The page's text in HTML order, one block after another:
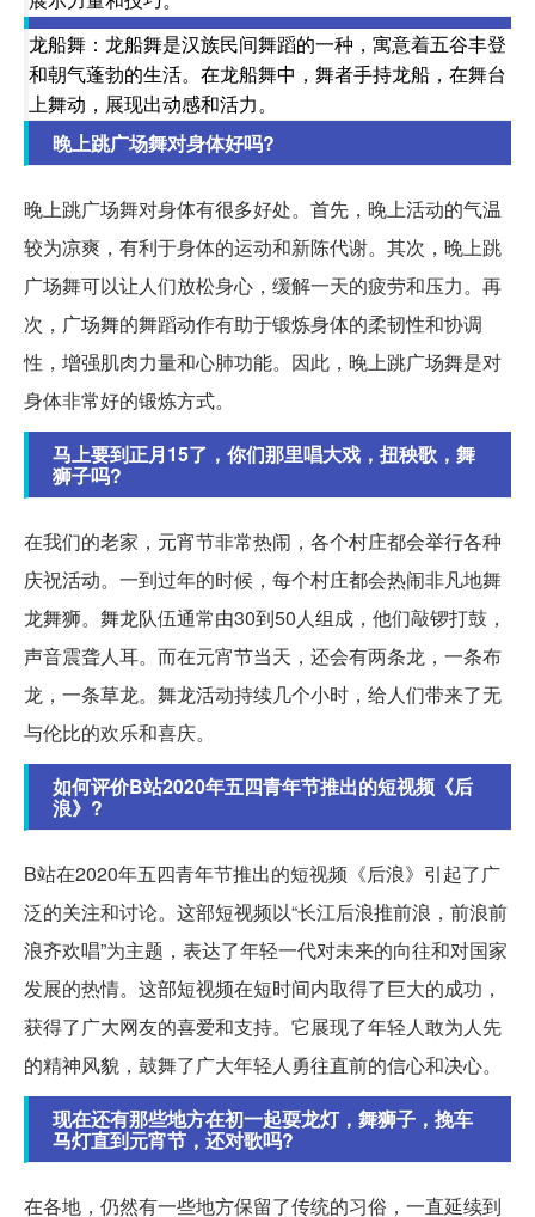
龙船舞：龙船舞是汉族民间舞蹈的一种，寓意着五谷丰登
和朝气蓬勃的生活。在龙船舞中，舞者手持龙船，在舞台
上舞动，展现出动感和活力。
晚上跳广场舞对身体好吗?
晚上跳广场舞对身体有很多好处。首先，晚上活动的气温
较为凉爽，有利于身体的运动和新陈代谢。其次，晚上跳
广场舞可以让人们放松身心，缓解一天的疲劳和压力。再
次，广场舞的舞蹈动作有助于锻炼身体的柔韧性和协调
性，增强肌肉力量和心肺功能。因此，晚上跳广场舞是对
身体非常好的锻炼方式。
马上要到正月15了，你们那里唱大戏，扭秧歌，舞
狮子吗?
在我们的老家，元宵节非常热闹，各个村庄都会举行各种
庆祝活动。一到过年的时候，每个村庄都会热闹非凡地舞
龙舞狮。舞龙队伍通常由30到50人组成，他们敲锣打鼓，
声音震聋人耳。而在元宵节当天，还会有两条龙，一条布
龙，一条草龙。舞龙活动持续几个小时，给人们带来了无
与伦比的欢乐和喜庆。
如何评价B站2020年五四青年节推出的短视频《后
浪》?
B站在2020年五四青年节推出的短视频《后浪》引起了广
泛的关注和讨论。这部短视频以“长江后浪推前浪，前浪前
浪齐欢唱”为主题，表达了年轻一代对未来的向往和对国家
发展的热情。这部短视频在短时间内取得了巨大的成功，
获得了广大网友的喜爱和支持。它展现了年轻人敢为人先
的精神风貌，鼓舞了广大年轻人勇往直前的信心和决心。
现在还有那些地方在初一起耍龙灯，舞狮子，挽车
马灯直到元宵节，还对歌吗?
在各地，仍然有一些地方保留了传统的习俗，一直延续到